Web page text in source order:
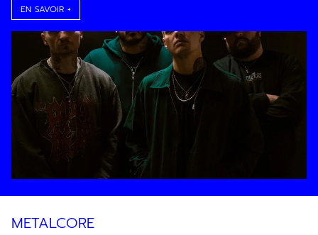
EN SAVOIR +
METALCORE
En indiquant votre adresse email, vous
consentez à recevoir notre lettre
d’information par voie électronique. Vous
pouvez vous désinscrire à tout moment via
les liens de désinscription ou en nous
contactant. Pour en savoir plus, consultez
notre Politique de confidentialité